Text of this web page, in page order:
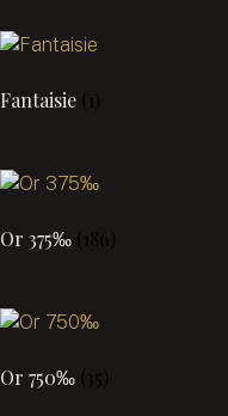
Fantaisie (1)
Or 375‰ (186)
Or 750‰ (35)